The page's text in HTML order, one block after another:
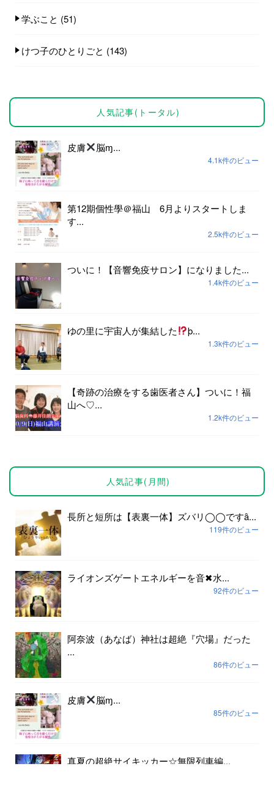
学ぶこと (51)
けつ子のひとりごと (143)
人気記事(トータル)
皮膚 脳ɱ...
4.1k件のビュー
第12期個性學＠福山 6月よりスタートしま
す...
2.5k件のビュー
ついに！【音響免疫サロン】になりました...
1.4k件のビュー
ゆの里に宇宙人が集結した þ...
1.3k件のビュー
【奇跡の治療をする歯医者さん】ついに！福
山へ♡...
1.2k件のビュー
人気記事(月間)
長所と短所は【表裏一体】ズバリ◯◯ですȃ...
119件のビュー
ライオンズゲートエネルギーを音✖︎水...
92件のビュー
阿奈波（あなば）神社は超絶『穴場』だった
...
86件のビュー
皮膚 脳ɱ...
85件のビュー
真夏の超絶サイキッカー☆無限列車編...